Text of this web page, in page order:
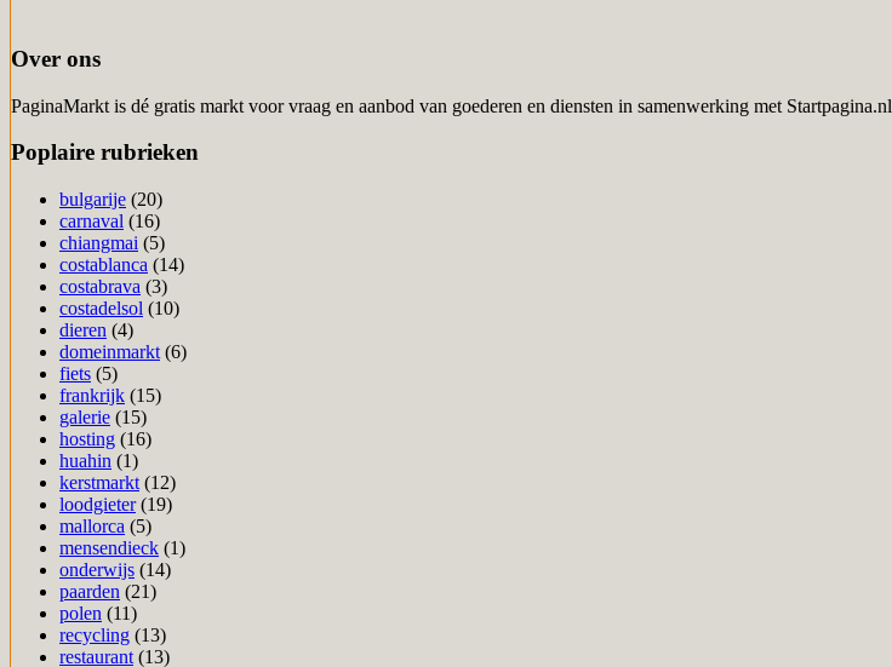
Over ons
PaginaMarkt is dé gratis markt voor vraag en aanbod van goederen en diensten in samenwerking met Startpagina.nl
Poplaire rubrieken
bulgarije (20)
carnaval (16)
chiangmai (5)
costablanca (14)
costabrava (3)
costadelsol (10)
dieren (4)
domeinmarkt (6)
fiets (5)
frankrijk (15)
galerie (15)
hosting (16)
huahin (1)
kerstmarkt (12)
loodgieter (19)
mallorca (5)
mensendieck (1)
onderwijs (14)
paarden (21)
polen (11)
recycling (13)
restaurant (13)